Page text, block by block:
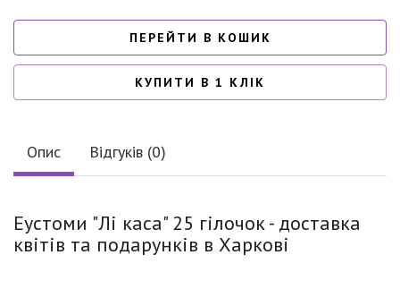
ПЕРЕЙТИ В КОШИК
КУПИТИ В 1 КЛІК
Опис Відгуків (0)
Еустоми "Лі каса" 25 гілочок - доставка
квітів та подарунків в Харкові